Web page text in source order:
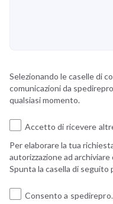
Selezionando le caselle di
comunicazioni da
qualsiasi momento.
Accetto di ricevere
Per elaborare la tua
autorizzazione ad
Spunta la casella di
Consento a